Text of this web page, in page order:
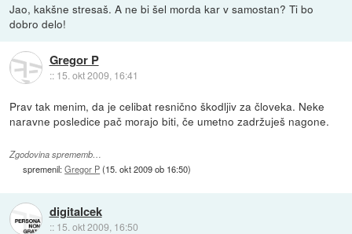
Jao, kakšne stresaš. A ne bi šel morda kar v samostan? Ti bo
dobro delo!
Gregor P
:: 15. okt 2009, 16:41
Prav tak menim, da je celibat resnično škodljiv za človeka. Neke
naravne posledice pač morajo biti, če umetno zadržuješ nagone.
Zgodovina sprememb…
spremenil:Gregor P(15. okt 2009 ob 16:50)
digitalcek
:: 15. okt 2009, 16:50